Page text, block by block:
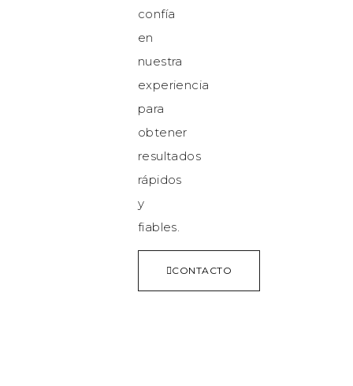
confía
en
nuestra
experiencia
para
obtener
resultados
rápidos
y
fiables.
CONTACTO